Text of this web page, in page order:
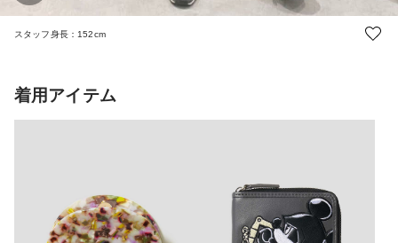
スタッフ身長：152cm
着用アイテム